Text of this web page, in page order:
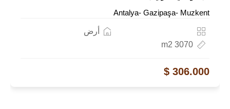
Antalya- Gazipaşa- Muzkent
أرض
3070 m2
306.000 $